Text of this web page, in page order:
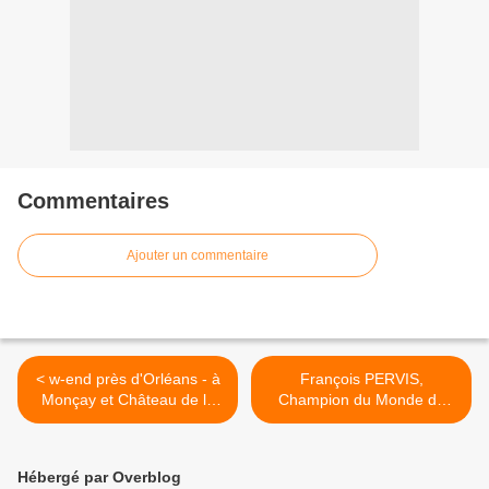
Commentaires
Ajouter un commentaire
< w-end près d'Orléans - à
Monçay et Château de la
FERTE SAINT AUBIN
François PERVIS,
Champion du Monde de
KEIRIN >
Hébergé par Overblog